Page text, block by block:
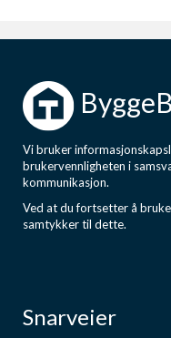
Vi bruker
brukervennligheten i
kommunikasjon.
Ved at du fortsetter å bruke
samtykker til dette.
Snarveier